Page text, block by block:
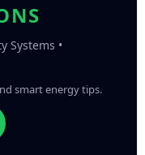
Systems •
smart energy tips.